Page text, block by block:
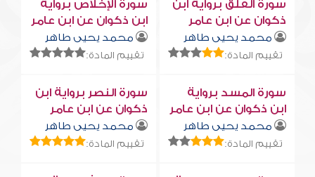
سورة الفلق برواية ابن
ذكوان عن ابن عامر
محمد يحيى طاهر
تقييم المادة:
سورة الإخلاص برواية
ابن ذكوان عن ابن عامر
محمد يحيى طاهر
تقييم المادة:
سورة المسد برواية
ابن ذكوان عن ابن عامر
محمد يحيى طاهر
تقييم المادة:
سورة النصر برواية ابن
ذكوان عن ابن عامر
محمد يحيى طاهر
تقييم المادة: